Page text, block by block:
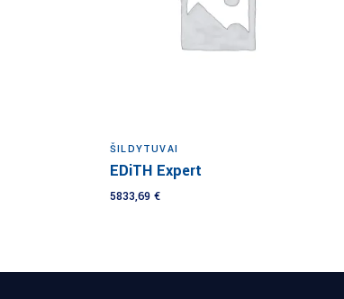
ŠILDYTUVAI
EDiTH Expert
5833,69 €